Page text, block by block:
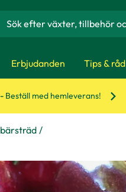
Erbjudanden Tips & råd
Beställ med hemleverans!